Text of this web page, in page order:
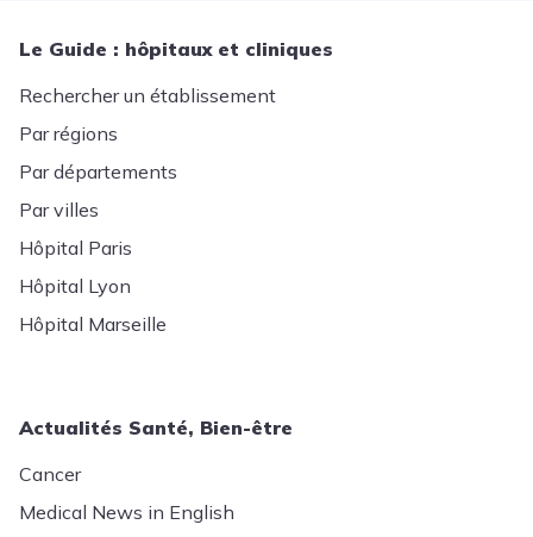
Le Guide : hôpitaux et cliniques
Rechercher un établissement
Par régions
Par départements
Par villes
Hôpital Paris
Hôpital Lyon
Hôpital Marseille
Actualités Santé, Bien-être
Cancer
Medical News in English